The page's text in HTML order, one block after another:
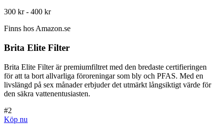
300 kr - 400 kr
Finns hos Amazon.se
Brita Elite Filter
Brita Elite Filter är premiumfiltret med den bredaste certifieringen
för att ta bort allvarliga föroreningar som bly och PFAS. Med en
livslängd på sex månader erbjuder det utmärkt långsiktigt värde för
den säkra vattenentusiasten.
#2
Köp nu